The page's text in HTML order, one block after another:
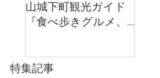
山城下町観光ガイド
『食べ歩きグルメ、
特集記事